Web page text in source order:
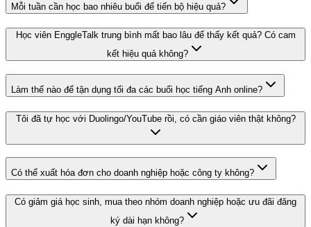
Mỗi tuần cần học bao nhiêu buổi để tiến bộ hiệu quả?
Học viên EnggleTalk trung bình mất bao lâu để thấy kết quả? Có cam
kết hiệu quả không?
Làm thế nào để tận dụng tối đa các buổi học tiếng Anh online?
Tôi đã tự học với Duolingo/YouTube rồi, có cần giáo viên thật không?
Có thể xuất hóa đơn cho doanh nghiệp hoặc công ty không?
Có giảm giá học sinh, mua theo nhóm doanh nghiệp hoặc ưu đãi đăng
ký dài hạn không?